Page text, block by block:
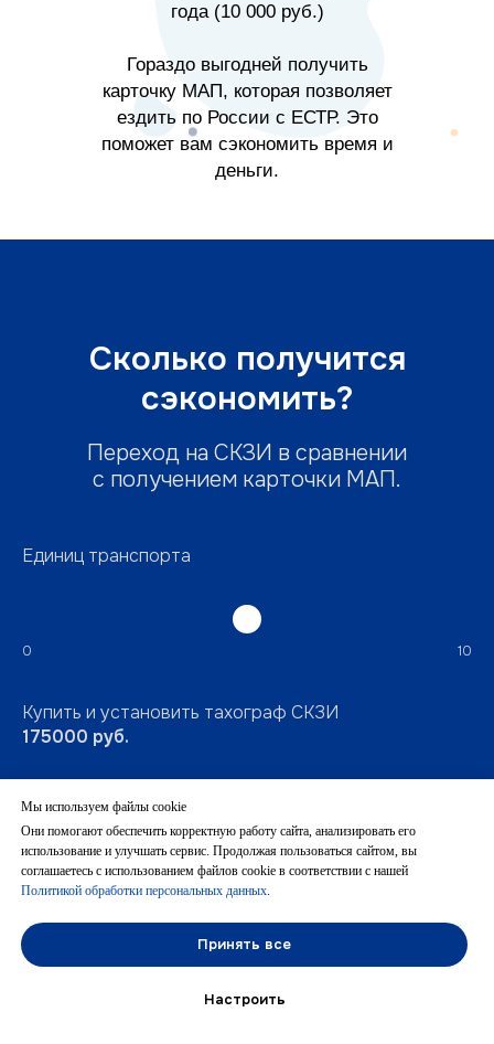
года (10 000 руб.)
Гораздо выгодней получить
карточку МАП, которая позволяет
ездить по России с ЕСТР. Это
поможет вам сэкономить время и
деньги.
Сколько получится
сэкономить?
Переход на СКЗИ в сравнении
с получением карточки МАП.
Единиц транспорта
0 10
Купить и установить тахограф СКЗИ
175000 руб.
Получить карточку МАП
40000 руб.
Экономия
Мы используем файлы cookie
Они помогают обеспечить корректную работу сайта, анализировать его
использование и улучшать сервис. Продолжая пользоваться сайтом, вы
соглашаетесь с использованием файлов cookie в соответствии с нашей
Политикой обработки персональных данных.
Принять все
Настроить